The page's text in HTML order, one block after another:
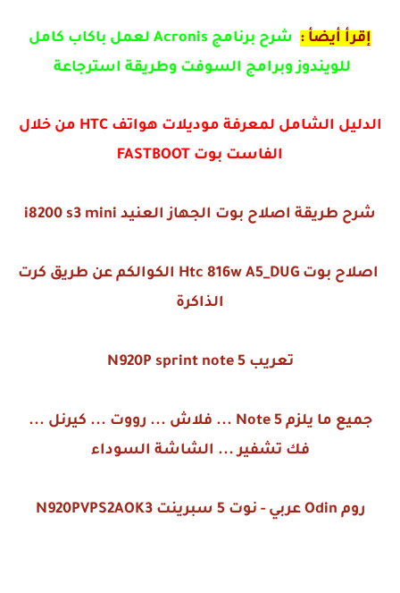
إقرأ أيضأ :
شرح برنامج Acronis لعمل باكاب كامل
للويندوز وبرامج السوفت وطريقة استرجاعة
الدليل الشامل لمعرفة موديلات هواتف HTC من خلال
الفاست بوت FASTBOOT
شرح طريقة اصلاح بوت الجهاز العنيد i8200 s3 mini
اصلاح بوت Htc 816w A5_DUG الكوالكم عن طريق كرت
الذاكرة
تعريب N920P sprint note 5
جميع ما يلزم Note 5 ... فلاش ... رووت ... كيرنل ...
فك تشفير ... الشاشة السوداء
روم Odin عربي - نوت 5 سبرينت N920PVPS2AOK3